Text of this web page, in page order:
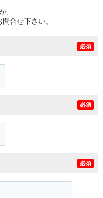
、
合せ下さい。
必須
必須
必須